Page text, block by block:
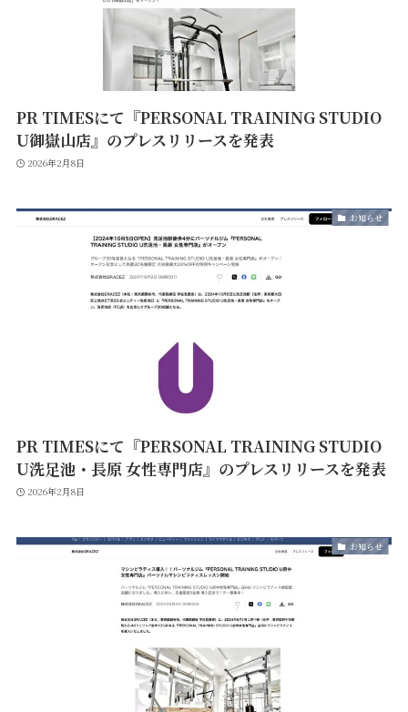
PR TIMESにて『PERSONAL TRAINING STUDIO
U御嶽山店』のプレスリリースを発表
2026年2月8日
お知らせ
PR TIMESにて『PERSONAL TRAINING STUDIO
U洗足池・長原 女性専門店』のプレスリリースを発表
2026年2月8日
お知らせ